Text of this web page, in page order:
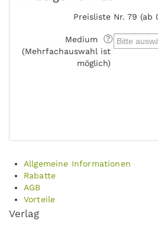
Preisliste Nr. 79 (ab
Medium
(Mehrfachauswahl ist
möglich)
Allgemeine Informationen
Rabatte
AGB
Vorteile
Verlag